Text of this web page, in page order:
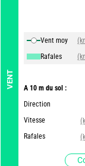
VENT
Vent moy
Rafales
A 10 m du sol :
Direction
Vitesse
Rafales